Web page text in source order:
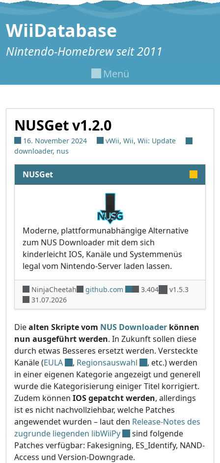
Zum Inhalt springen
WiiDatabase
Nintendo-Homebrew seit 2011
Menü
NUSGet v1.2.0
16. November 2024 vWii, Wii, Wii: Update
downloader, nus
NUSGet
Moderne, plattformunabhängige Alternative
zum NUS Downloader mit dem sich
kinderleicht IOS, Kanäle und Systemmenüs
legal vom Nintendo-Server laden lassen.
NinjaCheetah github.com 3.404
v1.5.3
31.07.2026
Diealten Skripte vom NUS Downloader können
nun ausgeführt werden. In Zukunft sollen diese
durch etwas Besseres ersetzt werden. Versteckte
Kanäle (EULA , Regionsauswahl
, etc.) werden
in einer eigenen Kategorie angezeigt und generell
wurde die Kategorisierung einiger Titel korrigiert.
Zudem können IOS gepatcht werden, allerdings
ist es nicht nachvollziehbar, welche Patches
angewendet wurden – laut den Release-Notes des
zugrunde liegenden libWiiPy
sind folgende
Patches verfügbar: Fakesigning, ES_Identify, NAND-
Access und Version-Downgrade.